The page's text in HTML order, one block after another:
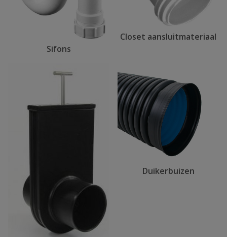
Sifons
Closet aansluitmateriaal
Duikerbuizen